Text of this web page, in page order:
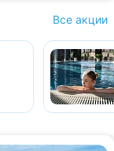
Все акции